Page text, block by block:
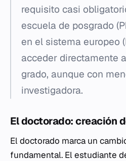
requisito casi
escuela de posgrado
en el sistema europeo
acceder directamente
grado, aunque con
investigadora.
El doctorado: creación
El doctorado marca un
fundamental. El estudiante